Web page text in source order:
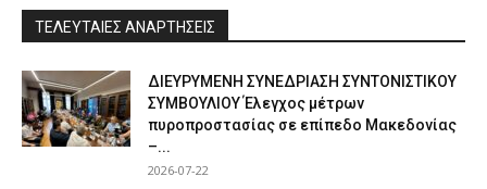
ΤΕΛΕΥΤΑΙΕΣ ΑΝΑΡΤΗΣΕΙΣ
ΔΙΕΥΡΥΜΕΝΗ ΣΥΝΕΔΡΙΑΣΗ ΣΥΝΤΟΝΙΣΤΙΚΟΥ
ΣΥΜΒΟΥΛΙΟΥ Έλεγχος μέτρων
πυροπροστασίας σε επίπεδο Μακεδονίας
–...
2026-07-22